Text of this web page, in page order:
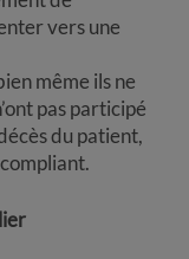
vers une
même ils ne
pas participé
du patient,